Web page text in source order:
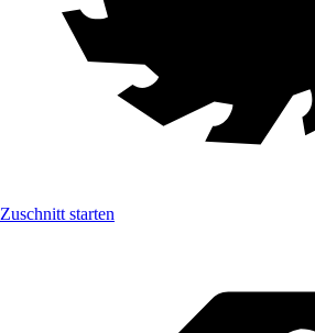
Zuschnitt starten